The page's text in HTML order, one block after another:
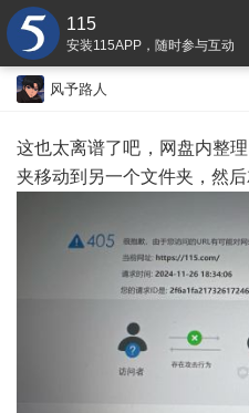
115
安装115APP，随时参与互动
风予路人
这也太离谱了吧，网盘内整
夹移动到另一个文件夹，然后